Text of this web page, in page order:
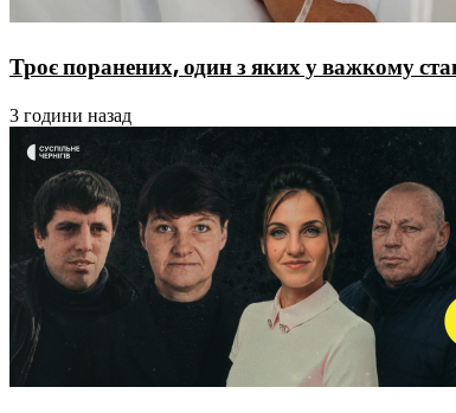
Троє поранених, один з яких у важкому
3 години назад